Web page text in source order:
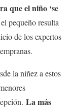
que el niño ‘se
pequeño resulta
de los expertos
la niñez a estos
La más